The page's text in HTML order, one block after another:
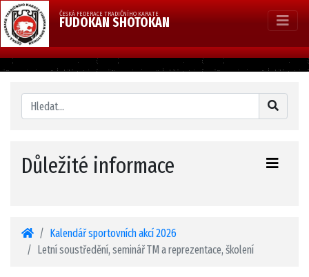
ČESKÁ FEDERACE TRADIČNÍHO KARATE
FUDOKAN SHOTOKAN
Důležité informace
Kalendář sportovních akcí 2026
Letní soustředění, seminář TM a reprezentace, školení